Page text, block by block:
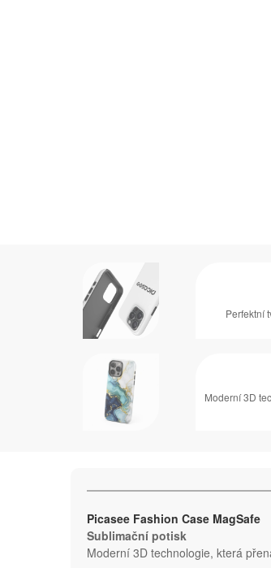
Perfektní
Moderní 3D
Picasee Fashion Case MagSafe
Sublimační potisk
Moderní 3D technologie, která